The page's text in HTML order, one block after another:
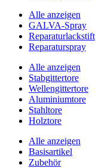
Alle anzeigen
GALVA-Spray
Reparaturlackstift
Reparaturspray
Alle anzeigen
Stabgittertore
Wellengittertore
Aluminiumtore
Stahltore
Holztore
Alle anzeigen
Basisartikel
Zubehör